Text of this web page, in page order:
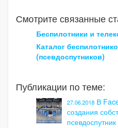
Смотрите связанные
Беспилотники и
Каталог
(псевдоспутников)
Публикации по теме:
27.06.2018 В
создания
псевдоспутник